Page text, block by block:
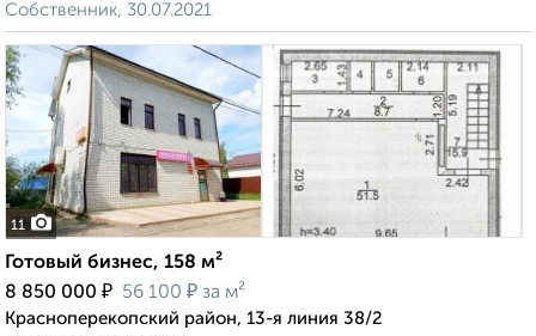
Собственник, 30.07.2021
11
Готовый бизнес, 158 м²
8 850 000 ₽ 56 100 ₽ за м²
Красноперекопский район, 13-я линия 38/2